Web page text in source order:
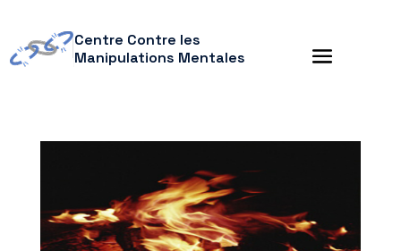
Centre Contre les
Manipulations Mentales